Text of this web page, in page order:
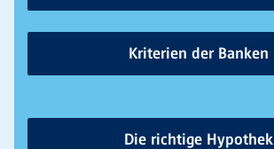
Kriterien der Banken
Die richtige Hypothek